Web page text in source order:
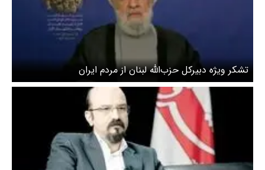
تشکر ویژه دبیرکل حزب‌الله لبنان از مردم ایران